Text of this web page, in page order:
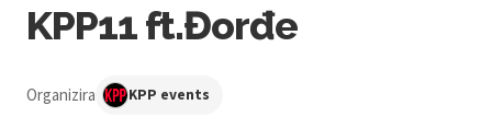
KPP11 ft.Đorđe
Organizira KPP events